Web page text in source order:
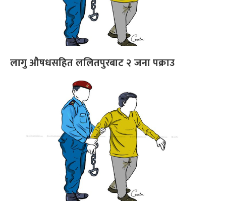
लागु औषधसहित ललितपुरबाट २ जना पक्राउ